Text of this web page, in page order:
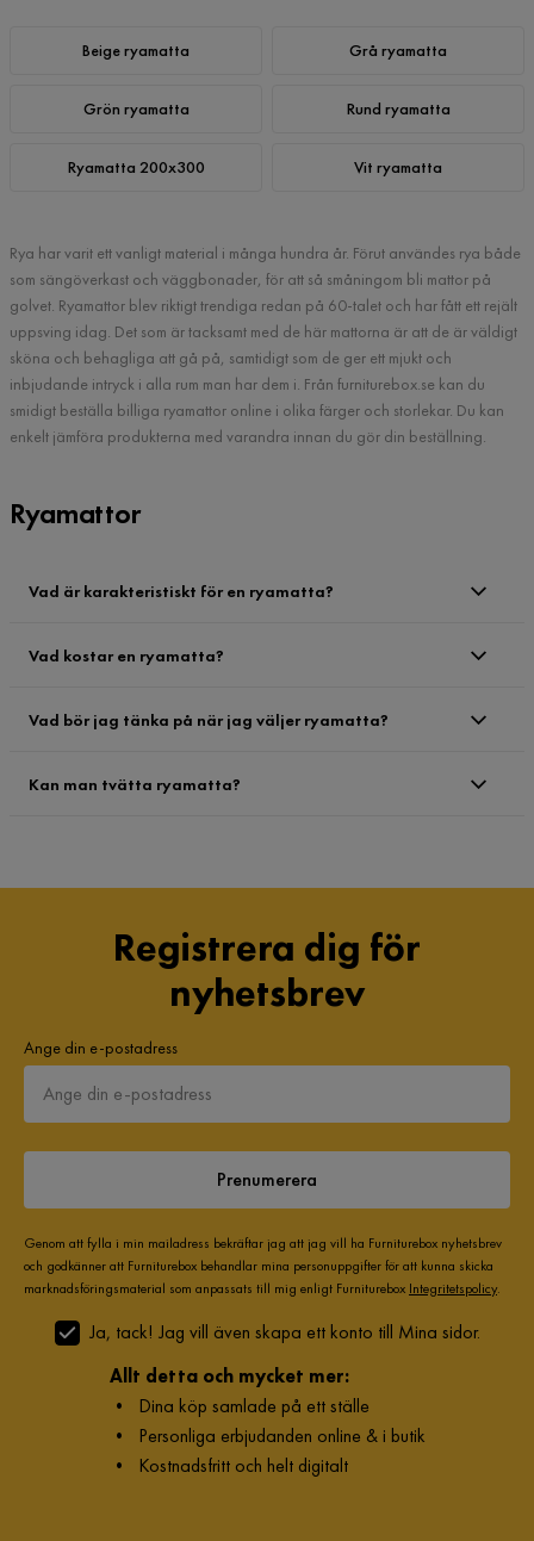
Beige ryamatta Grå ryamatta
Grön ryamatta Rund ryamatta
Ryamatta 200x300 Vit ryamatta
Rya har varit ett vanligt material i många hundra år. Förut användes rya både
som sängöverkast och väggbonader, för att så småningom bli mattor på
golvet. Ryamattor blev riktigt trendiga redan på 60-talet och har fått ett rejält
uppsving idag. Det som är tacksamt med de här mattorna är att de är väldigt
sköna och behagliga att gå på, samtidigt som de ger ett mjukt och
inbjudande intryck i alla rum man har dem i. Från furniturebox.se kan du
smidigt beställa billiga ryamattor online i olika färger och storlekar. Du kan
enkelt jämföra produkterna med varandra innan du gör din beställning.
Ryamattor
Vad är karakteristiskt för en ryamatta?
Vad kostar en ryamatta?
Vad bör jag tänka på när jag väljer ryamatta?
Kan man tvätta ryamatta?
Registrera dig för
nyhetsbrev
Ange din e-postadress
Prenumerera
Genom att fylla i min mailadress bekräftar jag att jag vill ha Furniturebox nyhetsbrev
och godkänner att Furniturebox behandlar mina personuppgifter för att kunna skicka
marknadsföringsmaterial som anpassats till mig enligt Furniturebox Integritetspolicy.
Ja, tack! Jag vill även skapa ett konto till Mina sidor.
Allt detta och mycket mer:
• Dina köp samlade på ett ställe
• Personliga erbjudanden online & i butik
• Kostnadsfritt och helt digitalt